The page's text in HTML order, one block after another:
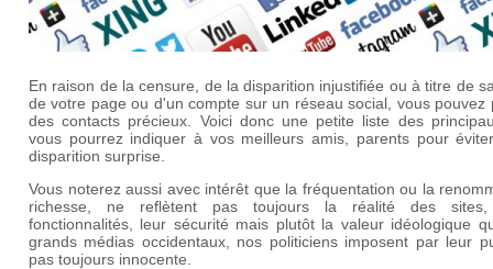
En raison de la censure, de la disparition injustifiée ou à titre de
de votre page ou d'un compte sur un réseau social, vous pouvez
des contacts précieux. Voici donc une petite liste des
vous pourrez indiquer à vos meilleurs amis, parents pour
disparition surprise.
Vous noterez aussi avec intérêt que la fréquentation ou la
richesse, ne reflètent pas toujours la réalité des sites,
fonctionnalités, leur sécurité mais plutôt la valeur idéologique
grands médias occidentaux, nos politiciens imposent par leur
pas toujours innocente.